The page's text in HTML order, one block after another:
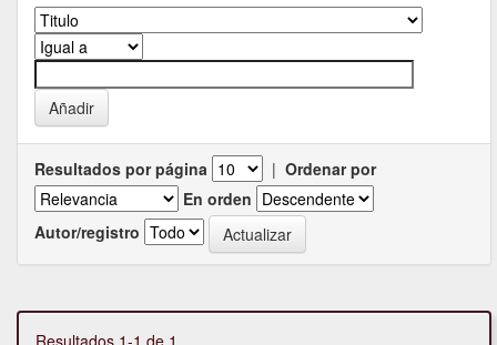
Resultados por página | Ordenar por
En orden
Autor/registro